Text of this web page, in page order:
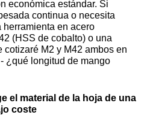
económica estándar. Si
continua o necesita
en acero
(HSS de cobalto) o una
cotizaré M2 y M42 ambos en
¿qué longitud de mango
el material de la hoja de una
coste